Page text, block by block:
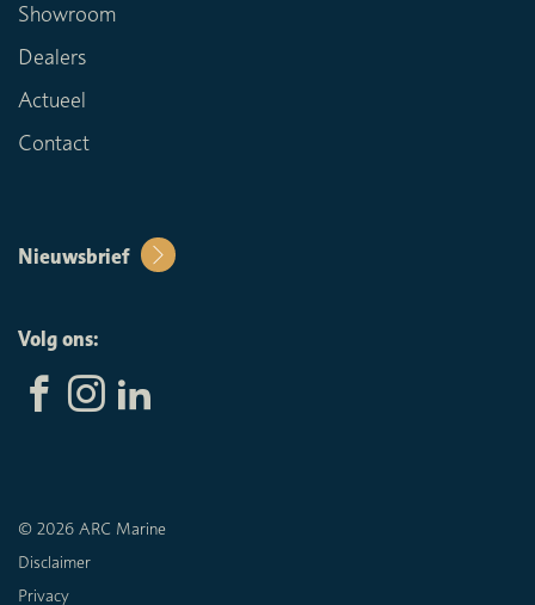
Showroom
Dealers
Actueel
Contact
Nieuwsbrief
Volg ons:
© 2026 ARC Marine
Disclaimer
Privacy